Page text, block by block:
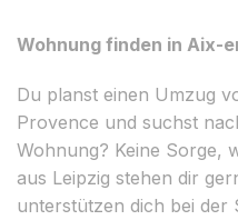
Wohnung finden in Aix-
Du planst einen Umzug
Provence und suchst
Wohnung? Keine Sorge,
aus Leipzig stehen dir
unterstützen dich bei der